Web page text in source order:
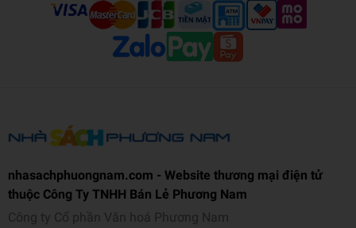
Năm XB 2024
Tiếng Anh
Số trang
Hình thức Bìa mềm
nhasachphuongnam.com - Website thương mại điện tử
thuộc Công Ty TNHH Bán Lẻ Phương Nam
Công ty Cổ phần Văn hoá Phương Nam